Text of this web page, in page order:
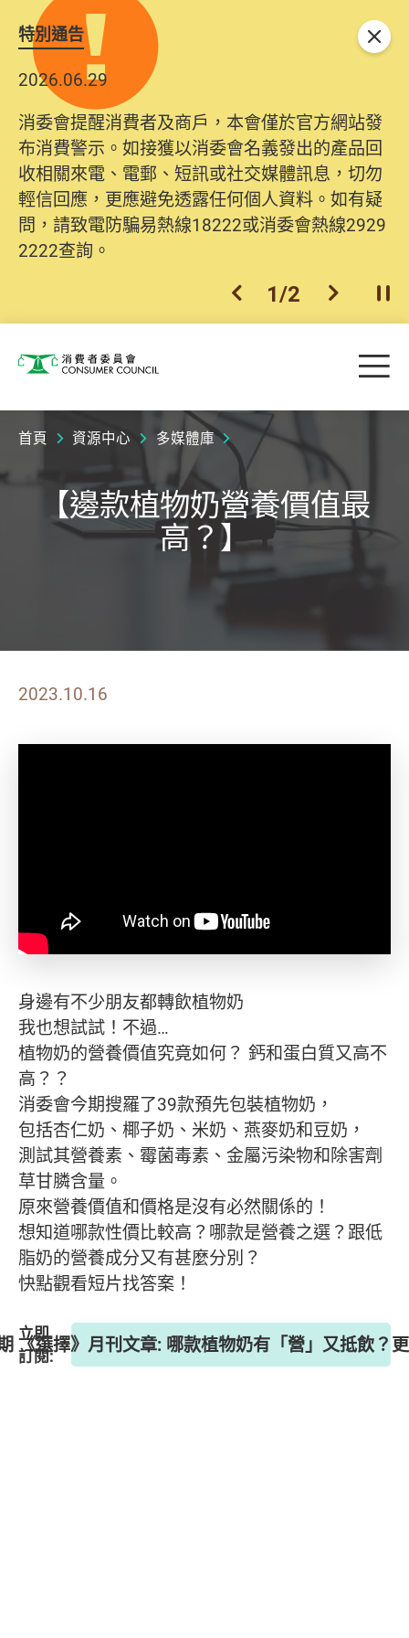
特別通告
2026.06.29
消委會提醒消費者及商戶，本會僅於官方網站發
布消費警示。如接獲以消委會名義發出的產品回
收相關來電、電郵、短訊或社交媒體訊息，切勿
輕信回應，更應避免透露任何個人資料。如有疑
問，請致電防騙易熱線18222或消委會熱線2929
2222查詢。
上一個
1/2 下一個開
關閉
消費者委員會 目
首頁 資源中心 多媒體庫
【邊款植物奶營養價值最
高？】
2023.10.16
身邊有不少朋友都轉飲植物奶
我也想試試！不過…
植物奶的營養價值究竟如何？ 鈣和蛋白質又高不
高？？
消委會今期搜羅了39款預先包裝植物奶，
包括杏仁奶、椰子奶、米奶、燕麥奶和豆奶，
測試其營養素、霉菌毒素、金屬污染物和除害劑
草甘膦含量。
原來營養價值和價格是沒有必然關係的！
想知道哪款性價比較高？哪款是營養之選？跟低
脂奶的營養成分又有甚麼分別？
快點觀看短片找答案！
立即
訂閱:
《選擇》月刊文章: 哪款植物奶有「營」又抵飲？